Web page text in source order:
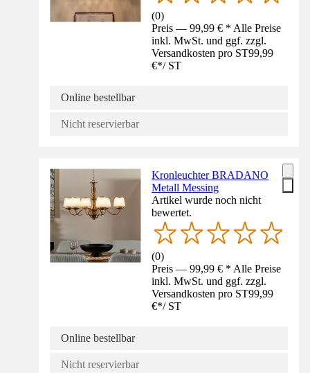
(0)
Preis — 99,99 € * Alle Preise
inkl. MwSt. und ggf. zzgl.
Versandkosten pro ST99,99
€*/ ST
Online bestellbar
Nicht reservierbar
Kronleuchter BRADANO
Metall Messing
Artikel wurde noch nicht
bewertet.
(0)
Preis — 99,99 € * Alle Preise
inkl. MwSt. und ggf. zzgl.
Versandkosten pro ST99,99
€*/ ST
Online bestellbar
Nicht reservierbar